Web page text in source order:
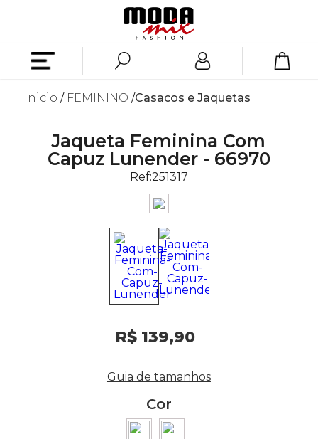
Inicio FEMININO Casacos e Jaquetas
Jaqueta Feminina Com
Capuz Lunender - 66970
Ref:251317
R$ 139,90
Guia de tamanhos
Cor